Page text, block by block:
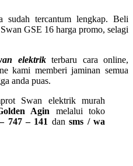
sudah tercantum lengkap. Beli
GSE 16 harga promo, selagi
elektrikterbaru cara online,
kami memberi jaminan semua
anda puas.
Swan elektrik murah
Agin melalui toko
747 – 141 dansms / wa